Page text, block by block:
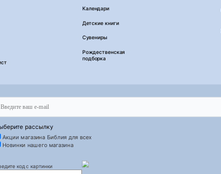
Календари
Детские книги
Сувениры
Рождественская
подборка
рассылку
Акции магазина Библия для всех
Новинки нашего магазина
код с картинки